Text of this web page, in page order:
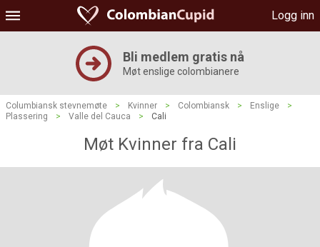
Logg inn
Bli medlem gratis nå
Møt enslige colombianere
Columbiansk stevnemøte > Kvinner > Colombiansk > Enslige
>
Plassering
> Valle del Cauca > Cali
Møt Kvinner fra Cali